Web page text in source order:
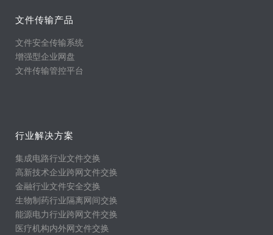
文件传输产品
文件安全传输系统
增强型企业网盘
文件传输管控平台
行业解决方案
集成电路行业文件交换
高新技术企业跨网文件交换
金融行业文件安全交换
生物制药行业隔离网间交换
能源电力行业跨网文件交换
医疗机构内外网文件交换